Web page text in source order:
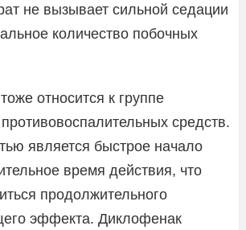
не вызывает сильной седации
количество побочных
относится к группе
средств.
является быстрое начало
время действия, что
продолжительного
эффекта. Диклофенак